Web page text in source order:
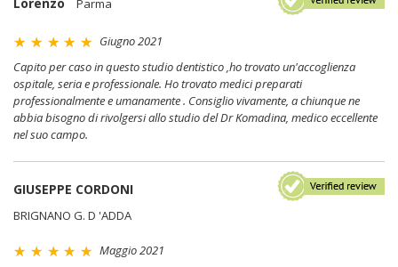
Lorenzo Parma
Giugno 2021
Capito per caso in questo studio dentistico ,ho trovato un'accoglienza
ospitale, seria e professionale. Ho trovato medici preparati
professionalmente e umanamente . Consiglio vivamente, a chiunque ne
abbia bisogno di rivolgersi allo studio del Dr Komadina, medico eccellente
nel suo campo.
GIUSEPPE CORDONI
BRIGNANO G. D 'ADDA
Maggio 2021